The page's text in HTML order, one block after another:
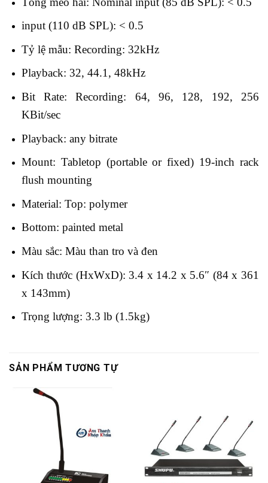
input (110 dB SPL): < 0.5
Tỷ lệ mẫu: Recording: 32kHz
Playback: 32, 44.1, 48kHz
Bit Rate: Recording: 64, 96, 128, 192, 256
KBit/sec
Playback: any bitrate
Mount: Tabletop (portable or fixed) 19-inch rack
flush mounting
Material: Top: polymer
Bottom: painted metal
Màu sắc: Màu than tro và đen
Kích thước (HxWxD): 3.4 x 14.2 x 5.6″ (84 x 361
x 143mm)
Trọng lượng: 3.3 lb (1.5kg)
SẢN PHẨM TƯƠNG TỰ